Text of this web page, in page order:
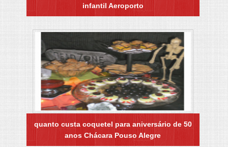
infantil Aeroporto
quanto custa coquetel para aniversário de 50
anos Chácara Pouso Alegre